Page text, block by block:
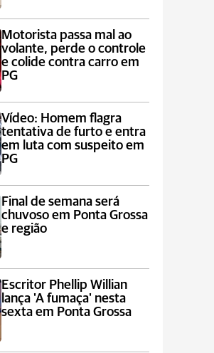
Motorista passa mal ao
volante, perde o controle
e colide contra carro em
PG
Vídeo: Homem flagra
tentativa de furto e entra
em luta com suspeito em
PG
Final de semana será
chuvoso em Ponta Grossa
e região
Escritor Phellip Willian
lança 'A fumaça' nesta
sexta em Ponta Grossa